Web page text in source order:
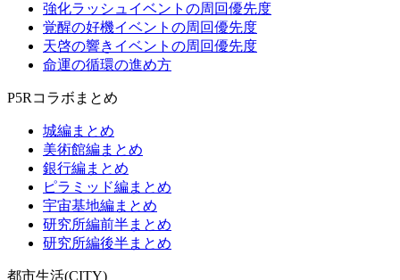
強化ラッシュイベントの周回優先度
覚醒の好機イベントの周回優先度
天啓の響きイベントの周回優先度
命運の循環の進め方
P5Rコラボまとめ
城編まとめ
美術館編まとめ
銀行編まとめ
ピラミッド編まとめ
宇宙基地編まとめ
研究所編前半まとめ
研究所編後半まとめ
都市生活(CITY)